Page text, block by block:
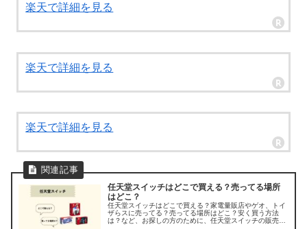
楽天で詳細を見る
楽天で詳細を見る
楽天で詳細を見る
任天堂スイッチはどこで買える？売ってる場所
はどこ？
任天堂スイッチはどこで買える？家電量販店やゲオ、トイ
ザらスに売ってる？売ってる場所はどこ？安く買う方法
は？など、お探しの方のために、任天堂スイッチの販売店